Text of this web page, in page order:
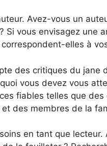
Avez-vous un
Si vous envisagez une
elles à
des critiques du jane
vous devez vous
fiables telles que
des membres de la
en tant que